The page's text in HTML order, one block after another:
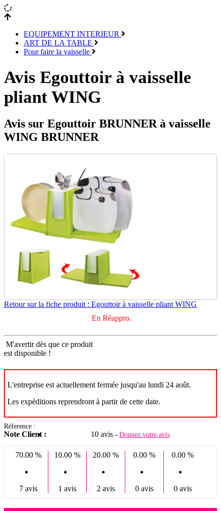
EQUIPEMENT INTERIEUR
ART DE LA TABLE
Pour faire la vaisselle
Avis Egouttoir à vaisselle
pliant WING
Avis sur Egouttoir BRUNNER à vaisselle
WING BRUNNER
Retour sur la fiche produit : Egouttoir à vaisselle pliant WING
En Réappro.
M'avertir dès que ce produit
est disponible !
L'entreprise est actuellement fermée jusqu'au lundi 24 août.
Les expéditions reprendront à partir de cette date.
Réference :
Note Client : 10 avis - Donnez votre avis
70.00 %
7 avis
10.00 %
1 avis
20.00 %
2 avis
0.00 %
0 avis
0.00 %
0 avis